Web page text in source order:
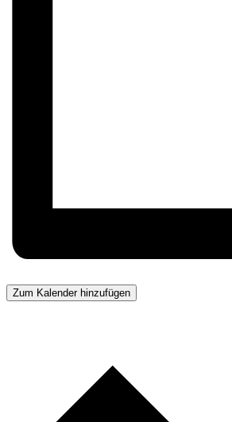
Zum Kalender hinzufügen